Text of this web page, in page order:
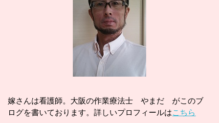
嫁さんは看護師。大阪の作業療法士 やまだ がこのブ
ログを書いております。詳しいプロフィールはこちら